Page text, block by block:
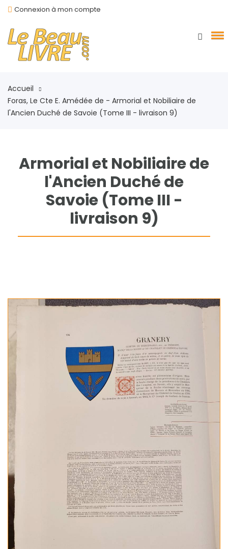
Connexion à mon compte
Accueil
Foras, Le Cte E. Amédée de - Armorial et Nobiliaire de
l'Ancien Duché de Savoie (Tome III - livraison 9)
Armorial et Nobiliaire de
l'Ancien Duché de
Savoie (Tome III -
livraison 9)